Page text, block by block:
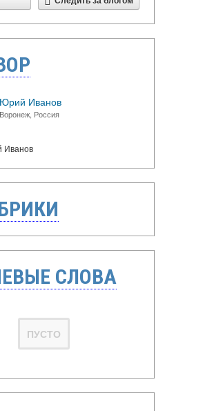
Юрий Иванов
Воронеж, Россия
Иванов
СЛОВА
ПУСТО